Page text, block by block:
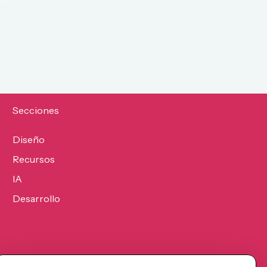
Secciones
Diseño
Recursos
IA
Desarrollo